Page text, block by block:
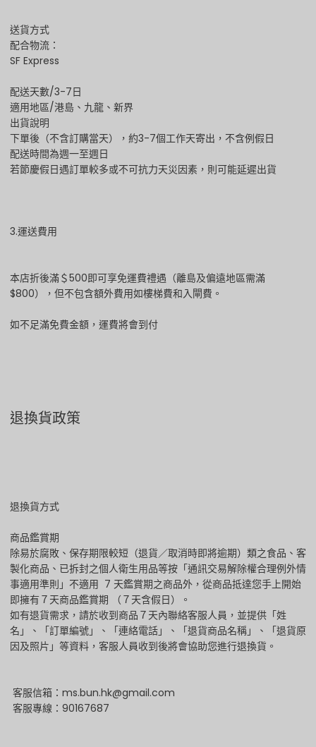
送貨方式
配合物流：
SF Express
配送天數/3-7日
適用地區/港島、九龍、新界
出貨說明
下單後（不含訂購當天），約3-7個工作天寄出，不含例假日
配送時間為週一至週日
若節慶假日遇訂單較多或不可抗力天災因素，則可能延遲出貨
3.運送費用
本店折後滿＄500即可享免運費禮遇（離島及偏遠地區需滿
$800），但不包含額外費用如樓梯費和入閘費。
如不足滿免費金額，運費將會到付
退換貨政策
退換貨方式
商品鑑賞期
除易於腐敗、保存期限較短（退貨／取消時即將逾期）類之食品、客
製化商品、已拆封之個人衛生用品等按「通訊交易解除權合理例外情
事適用準則」不適用 7 天鑑賞期之商品外，從商品抵達您手上開始
即擁有７天商品鑑賞期 （７天含假日）。
如有退貨需求，請於收到商品７天內聯絡客服人員，並提供「姓
名」、「訂單編號」、「連絡電話」、「退貨商品名稱」、「退貨原
因及照片」等資料，客服人員收到後將會協助您進行退換貨。
客服信箱：ms.bun.hk@gmail.com
客服專線：90167687